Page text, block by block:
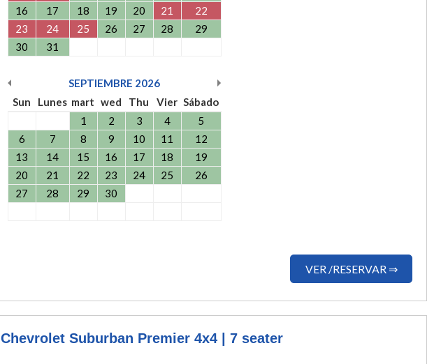
VER /RESERVAR ⇒
16
17 18 19 20 21
22
23
24 25 26 27 28
29
30
31
SEPTIEMBRE 2026
Sun
Lunes mart wed Thu Vier Sábado
1
2 3 4
5
6
7 8 9 10 11
12
13
14 15 16 17 18
19
20
21 22 23 24 25
26
27
28 29 30
Chevrolet Suburban Premier 4x4 | 7 seater